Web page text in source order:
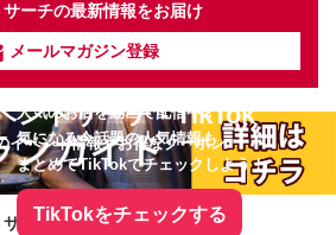
サーチの最新情報をお届け
メールマガジン登録
ントサーチ - TikTok
イベント情報やお得なクーポン
人気のお店を動画で配信中！
気になる今話題の人気情報も
まとめてTikTokでチェックしよう！
TikTokをチェックする
ーチをフォローしよう！